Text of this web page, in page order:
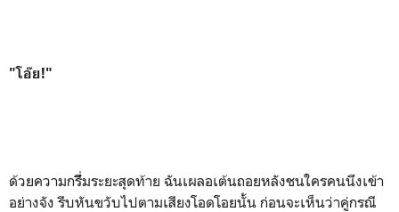
"โอ๊ย!"
ด้วยความกรึึ่มระยะสุดท้าย ฉันเผลอเต้นถอยหลังชนใครคนนึงเข้า
อย่างจัง รีบหันขวับไปตามเสียงโอดโอยนั้น ก่อนจะเห็นว่าคู่กรณี